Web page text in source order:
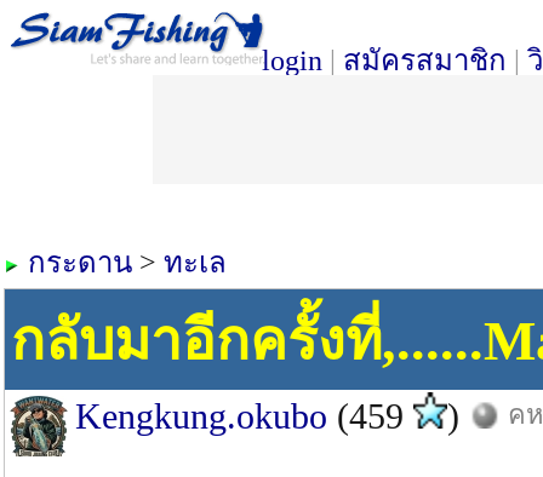
login | สมัครสมาชิก |
กระดาน > ทะเล
กลับมาอีกครั้งที่
Kengkung.okubo (459 ) ค